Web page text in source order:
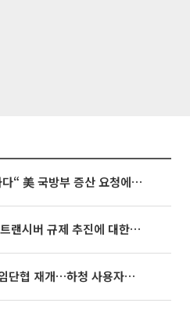
[특징주] “탄약 부족하다“ 美 국방부 증산 요청에⋯국내 방산주 급등세
[특징주] 美 중국산 광트랜시버 규제 추진에 대한광통신 등 광통신株 강세
현대차·기아, 이번 주 임단협 재개…하청 사용자성 재심도 ‘변수’